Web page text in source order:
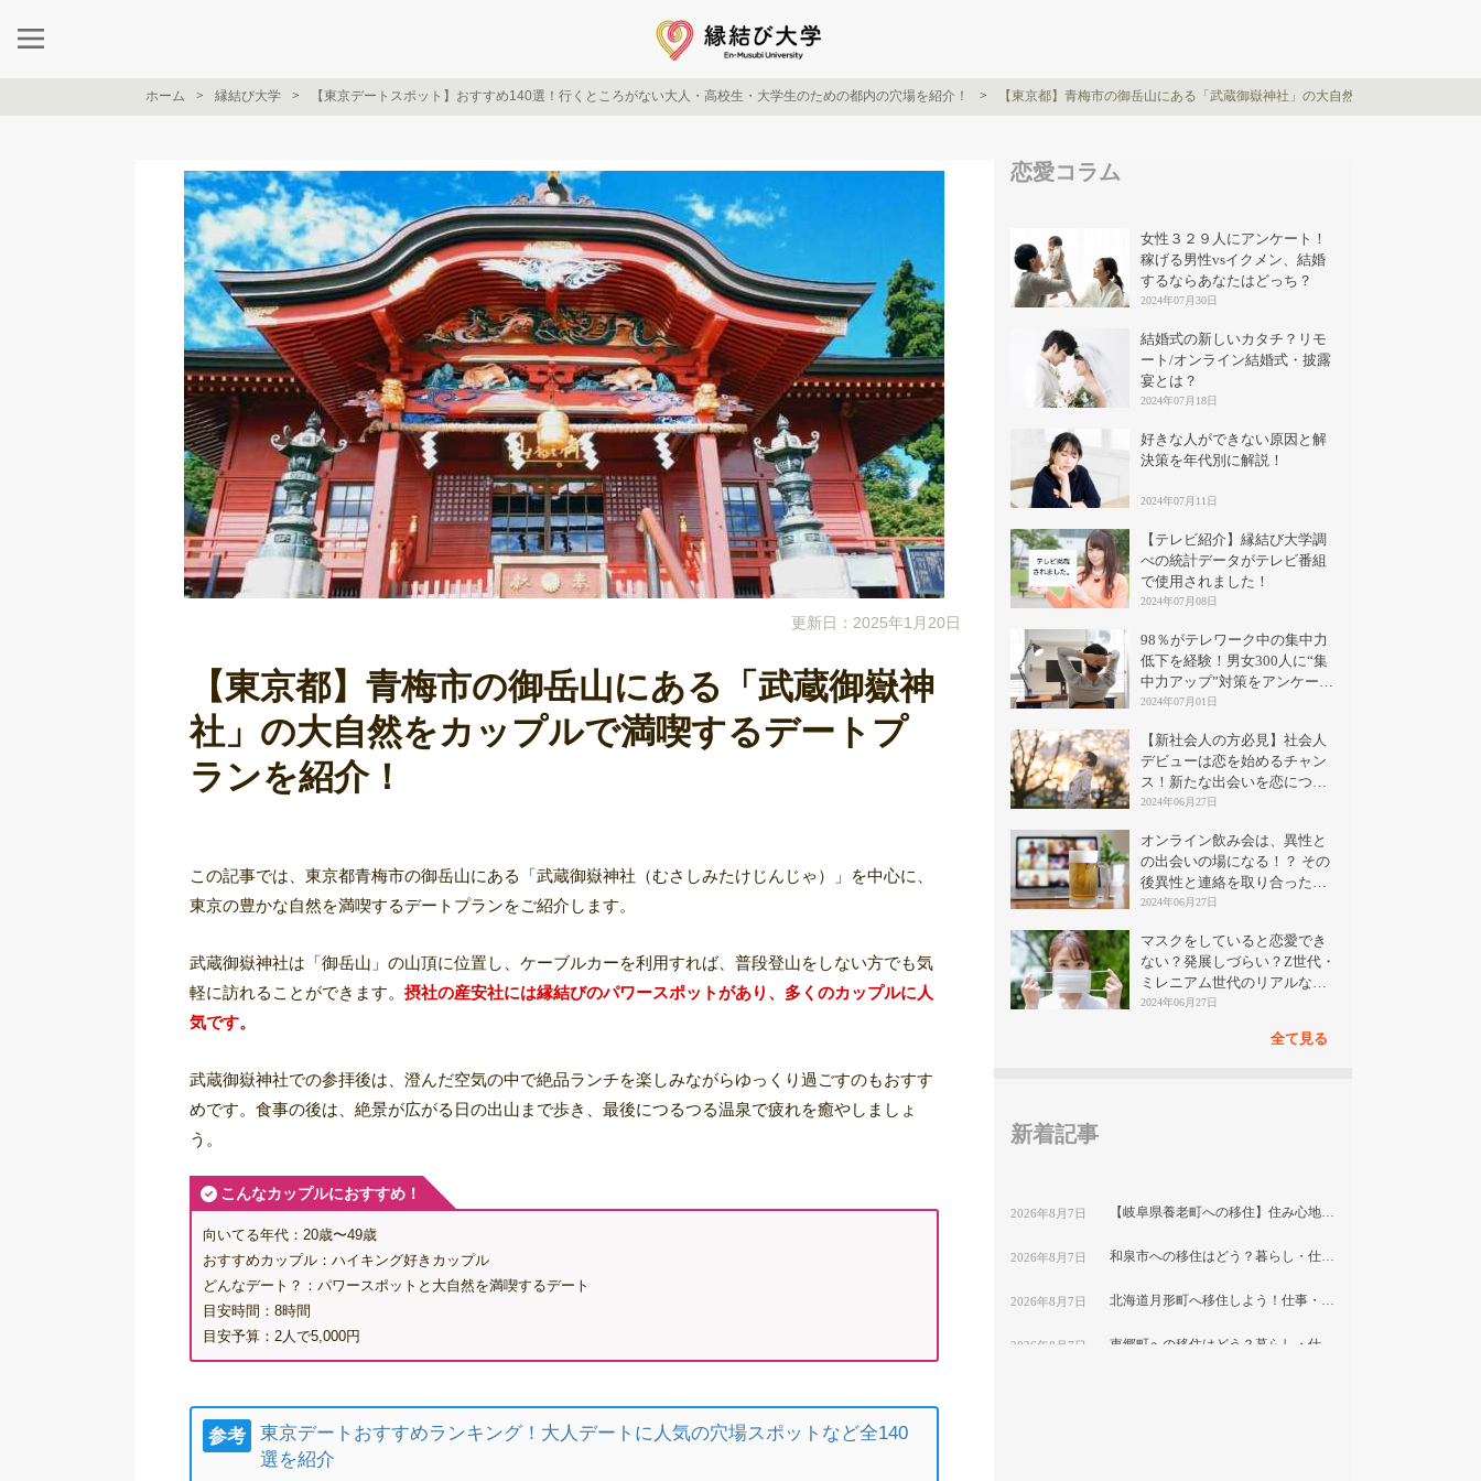
ホーム 縁結び大学 【東京デートスポット】おすすめ140選！行くところがない大人・高校生・大学生のための都内の穴場を紹介！ 【東京都】青梅市の御岳山にある「武蔵御嶽神社」の大自然をカップルで満喫
更新日：2025年1月20日
【東京都】青梅市の御岳山にある「武蔵御嶽神
社」の大自然をカップルで満喫するデートプ
ランを紹介！
この記事では、東京都青梅市の御岳山にある「武蔵御嶽神社（むさしみたけじんじゃ）」を中心に、
東京の豊かな自然を満喫するデートプランをご紹介します。
武蔵御嶽神社は「御岳山」の山頂に位置し、ケーブルカーを利用すれば、普段登山をしない方でも気
軽に訪れることができます。 摂社の産安社には縁結びのパワースポットがあり、多くのカップルに人
気です。
武蔵御嶽神社での参拝後は、澄んだ空気の中で絶品ランチを楽しみながらゆっくり過ごすのもおすす
めです。食事の後は、絶景が広がる日の出山まで歩き、最後につるつる温泉で疲れを癒やしましょ
う。
こんなカップルにおすすめ！
向いてる年代：20歳〜49歳
おすすめカップル：ハイキング好きカップル
どんなデート？：パワースポットと大自然を満喫するデート
目安時間：8時間
目安予算：2人で5,000円
参考
東京デートおすすめランキング！大人デートに人気の穴場スポットなど全140
選を紹介
恋愛コラム
女性３２９人にアンケート！
稼げる男性vsイクメン、結婚
するならあなたはどっち？
2024年07月30日
結婚式の新しいカタチ？リモ
ート/オンライン結婚式・披露
宴とは？
2024年07月18日
好きな人ができない原因と解
決策を年代別に解説！
2024年07月11日
【テレビ紹介】縁結び大学調
べの統計データがテレビ番組
で使用されました！
2024年07月08日
98％がテレワーク中の集中力
低下を経験！男女300人に“集
中力アップ”対策をアンケート
｜縁結び大学
2024年07月01日
【新社会人の方必見】社会人
デビューは恋を始めるチャン
ス！新たな出会いを恋につな
げる方法とは？
2024年06月27日
オンライン飲み会は、異性と
の出会いの場になる！？ その
後異性と連絡を取り合った割
合は？
2024年06月27日
マスクをしていると恋愛でき
ない？発展しづらい？Z世代・
ミレニアム世代のリアルな意
見
2024年06月27日
全て見る
新着記事
2026年8月7日 【岐阜県養老町への移住】住み心地はどう？暮らしの特徴・仕事・支援情報
2026年8月7日 和泉市への移住はどう？暮らし・仕事・住居・支援内容を解説
2026年8月7日 北海道月形町へ移住しよう！仕事・住居・支援制度など移住に役立つ情報まとめ
2026年8月7日